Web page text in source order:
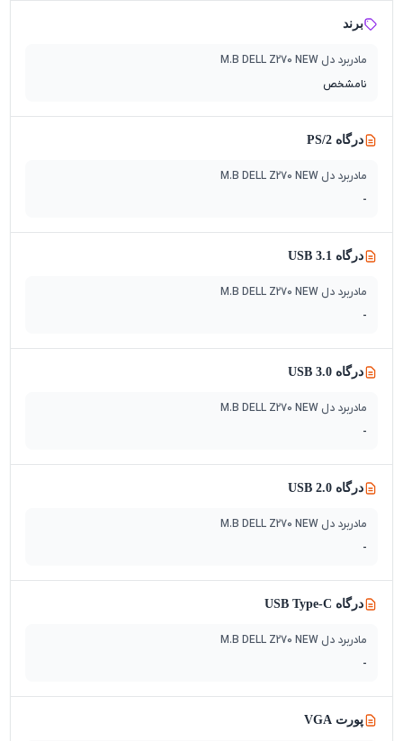
برند
مادربرد دل M.B DELL Z270 NEW
نامشخص
درگاه PS/2
مادربرد دل M.B DELL Z270 NEW
-
درگاه USB 3.1
مادربرد دل M.B DELL Z270 NEW
-
درگاه USB 3.0
مادربرد دل M.B DELL Z270 NEW
-
درگاه USB 2.0
مادربرد دل M.B DELL Z270 NEW
-
درگاه USB Type-C
مادربرد دل M.B DELL Z270 NEW
-
پورت VGA